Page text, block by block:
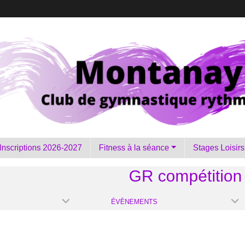
Inscriptions 2026-2027 Fitness à la séance Stages Loisirs
GR compétition
ÉVÈNEMENTS